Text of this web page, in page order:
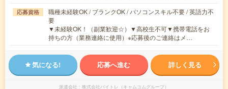
応募資格
職種未経験OK / ブランクOK / パソコンスキル不要 / 英語力不
要
▼未経験OK！（副業歓迎☆）▼高校生不可▼携帯電話をお
持ちの方（業務連絡に使用）※応募後のご連絡はメ…
気になる! 応募へ進む 詳しく見る
派遣会社 株式会社バイトレ（キャムコムグループ）